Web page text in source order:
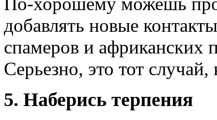
добавлять новые
спамеров и африканских
Серьезно, это тот
5. Наберись терпения